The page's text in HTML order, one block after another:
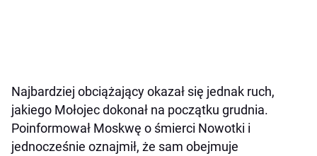
Najbardziej obciążający okazał się jednak ruch,
jakiego Mołojec dokonał na początku grudnia.
Poinformował Moskwę o śmierci Nowotki i
jednocześnie oznajmił, że sam obejmuje